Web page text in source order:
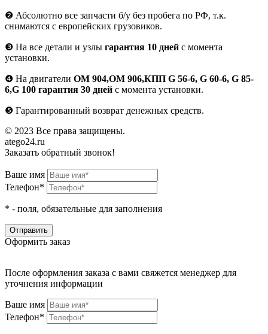
❷ Абсолютно все запчасти б/у без пробега по РФ, т.к.
снимаются с европейских грузовиков.
❸ На все детали и узлы гарантия 10 дней с момента
установки.
❹ На двигатели ОМ 904,ОМ 906,КПП G 56-6, G 60-6, G 85-
6,G 100 гарантия 30 дней с момента установки.
❺ Гарантированный возврат денежных средств.
© 2023 Все права защищены.
atego24.ru
Заказать обратный звонок!
Ваше имя
Телефон*
* - поля, обязательные для заполнения
Оформить заказ
После оформления заказа с вами свяжется менеджер для
уточнения информации
Ваше имя
Телефон*